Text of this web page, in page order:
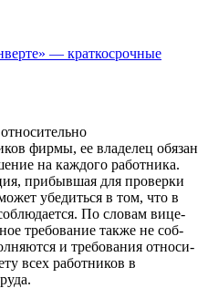
— краткосрочные
фирмы, ее вла­делец обязан
на каждого работника.
прибывшая для проверки
убедиться в том, что в
По словам ви­це-
требование также не соб­
и требования относи­
всех работников в